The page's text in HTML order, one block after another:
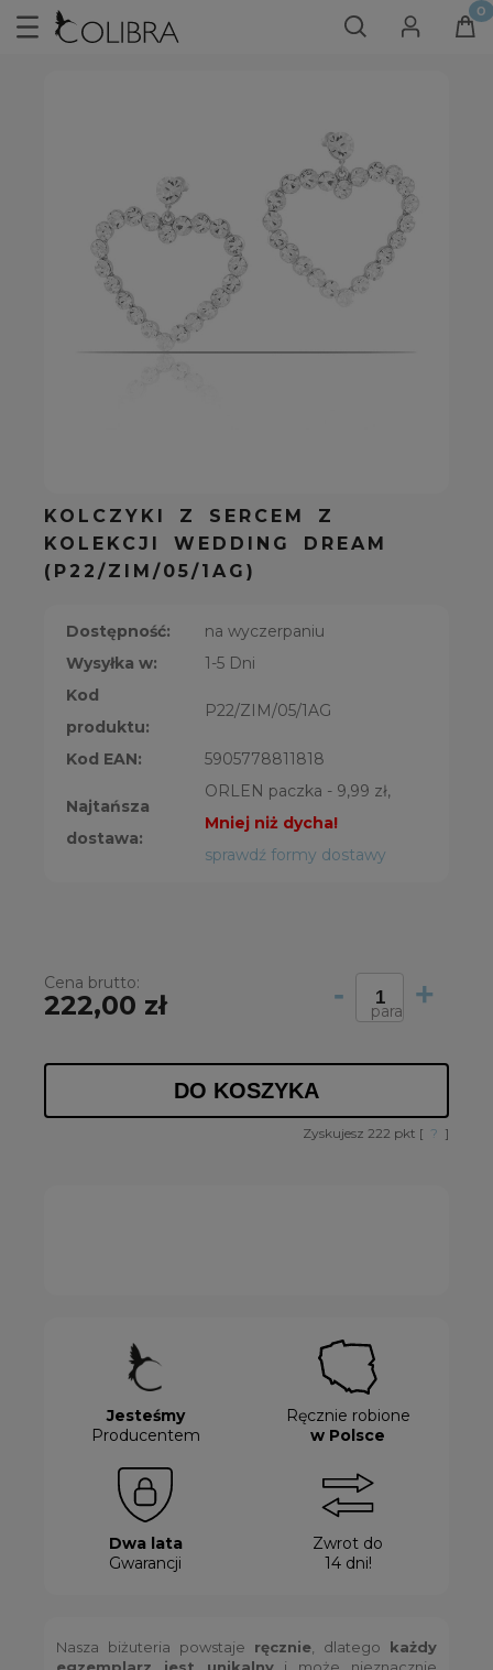
KOLCZYKI Z SERCEM Z
KOLEKCJI WEDDING DREAM
(P22/ZIM/05/1AG)
Dostępność:
na wyczerpaniu
Wysyłka w:
1-5 Dni
Kod
produktu:
P22/ZIM/05/1AG
Kod EAN: 5905778811818
Najtańsza
dostawa:
ORLEN paczka - 9,99 zł,
Mniej niż dycha!
sprawdź formy dostawy
Cena brutto:
222,00 zł - +
para
DO KOSZYKA
Zyskujesz 222 pkt [ ? ]
Jesteśmy
Producentem
Ręcznie robione
w Polsce
Dwa lata
Gwarancji
Zwrot do
14 dni!
Nasza biżuteria powstaje ręcznie, dlatego każdy